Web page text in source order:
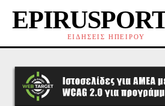
ΕΙΔΗΣΕΙΣ ΗΠΕΙΡΟΥ